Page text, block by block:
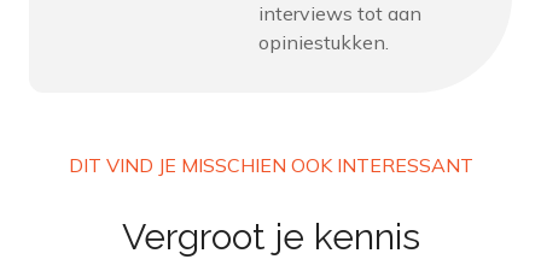
interviews tot aan
opiniestukken.
DIT VIND JE MISSCHIEN OOK INTERESSANT
Vergroot je kennis